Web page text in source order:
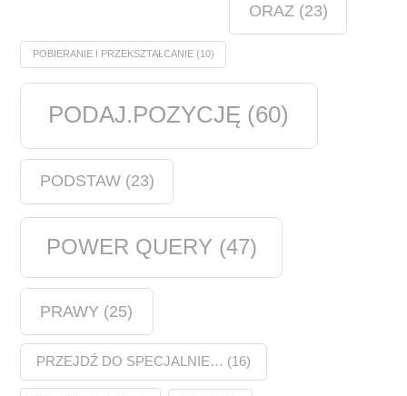
ORAZ(23)
POBIERANIE I PRZEKSZTAŁCANIE(10)
PODAJ.POZYCJĘ (60)
PODSTAW(23)
POWER QUERY (47)
PRAWY (25)
PRZEJDŹ DO SPECJALNIE… (16)